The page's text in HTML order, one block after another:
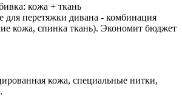
кожа + ткань
для перетяжки дивана - комбинация
кожа, спинка ткань). Экономит бюджет
кожа, специальные нитки,